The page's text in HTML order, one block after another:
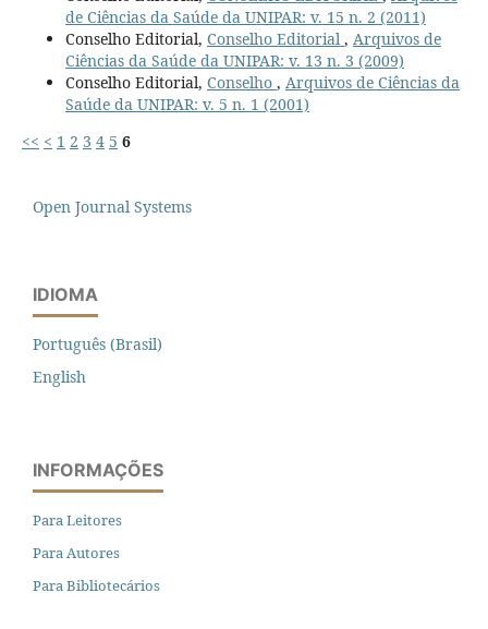
de Ciências da Saúde da UNIPAR: v. 15 n. 2 (2011)
Conselho Editorial, Conselho Editorial , Arquivos de
Ciências da Saúde da UNIPAR: v. 13 n. 3 (2009)
Conselho Editorial, Conselho , Arquivos de Ciências da
Saúde da UNIPAR: v. 5 n. 1 (2001)
<< < 1 2 3 4 5 6
Open Journal Systems
IDIOMA
Português (Brasil)
English
INFORMAÇÕES
Para Leitores
Para Autores
Para Bibliotecários